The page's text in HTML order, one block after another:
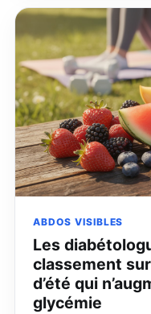
ABDOS VISIBLES
Les
classement
d’été qui
glycémie